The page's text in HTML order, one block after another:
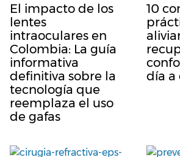
El impacto de los
lentes
intraoculares en
Colombia: La guía
informativa
definitiva sobre la
tecnología que
reemplaza el uso
de gafas
10
día a